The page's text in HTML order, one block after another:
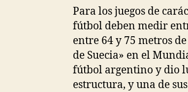
Para los juegos de
fútbol deben medir
entre 64 y 75 metros
de Suecia» en el
fútbol argentino y dio
estructura, y una de